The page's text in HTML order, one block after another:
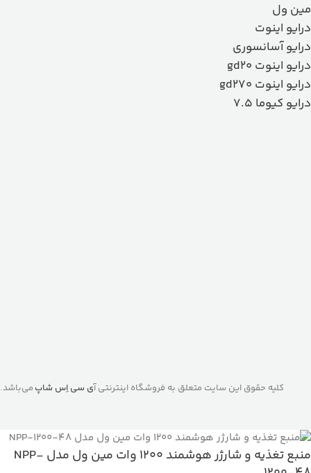
مین ول
درایو اینوت
درایو آسانسوری
درایو اینوت gd20
درایو اینوت gd270
درایو کیوما 7.5
کلیه حقوق این سایت متعلق به فروشگاه اینترنتی آی سی اِس شاپ می‌باشد.
منبع تغذیه و شارژر هوشمند 1200 وات مین ول مدل NPP-